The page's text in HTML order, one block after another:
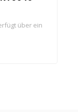
über ein